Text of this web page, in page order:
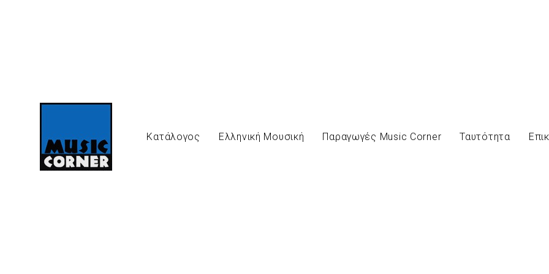
Κατάλογος Ελληνική Μουσική Παραγωγές Music Corner Ταυτότητα